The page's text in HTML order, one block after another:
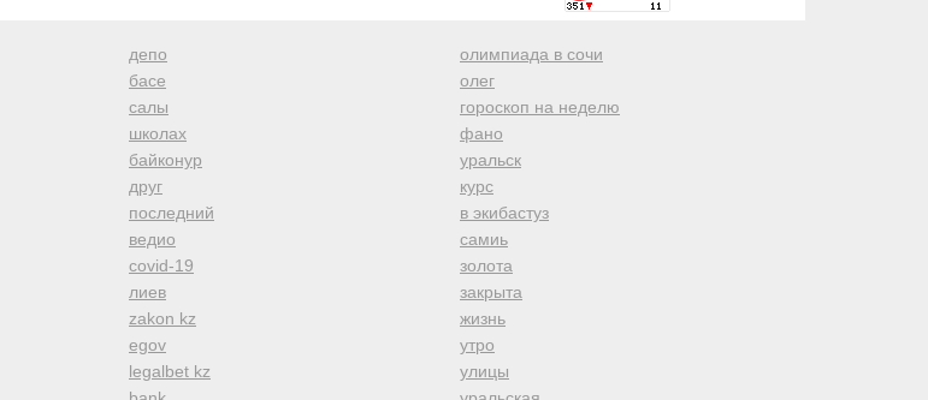
депо
басе
салы
школах
байконур
друг
последний
ведио
covid-19
лиев
zakon kz
egov
legalbet kz
олимпиада в сочи
олег
гороскоп на неделю
фано
уральск
курс
в экибастуз
самиь
золота
закрыта
жизнь
утро
улицы